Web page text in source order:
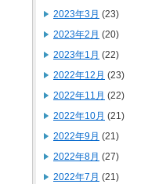
2023年3月 (23)
2023年2月 (20)
2023年1月 (22)
2022年12月 (23)
2022年11月 (22)
2022年10月 (21)
2022年9月 (21)
2022年8月 (27)
2022年7月 (21)